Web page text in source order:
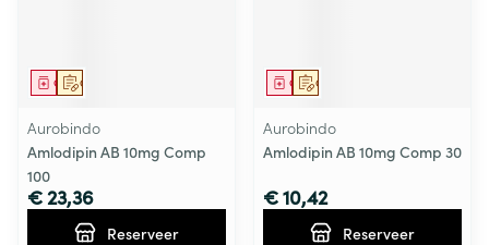
Op voorschrift
Geneesmiddel
Aurobindo
Amlodipin AB 10mg Comp
100
€ 23,36
Reserveer
Op voorschrift
Geneesmiddel
Aurobindo
Amlodipin AB 10mg Comp 30
€ 10,42
Reserveer